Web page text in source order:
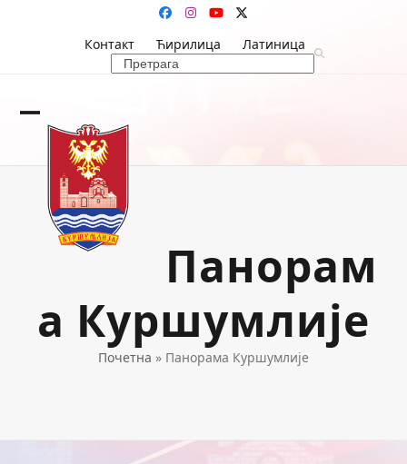
Facebook
Instagram
YouTubeTwitter
Контакт
Ћирилица
Латиница
Search
Open
mobile
menu
Close
mobile
menu
Панорам
а Куршумлије
Почетна » Панорама Куршумлије